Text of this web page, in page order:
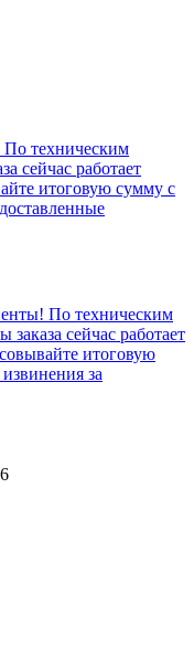
техническим
сейчас работает
итоговую сумму с
По техническим
сейчас работает
итоговую
за